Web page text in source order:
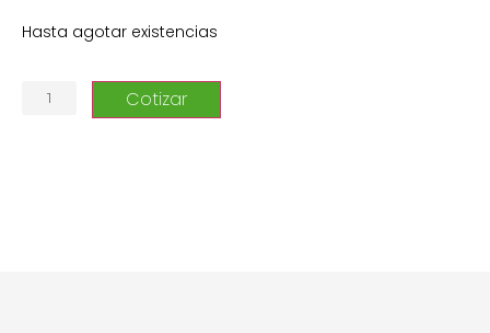
Hasta agotar existencias